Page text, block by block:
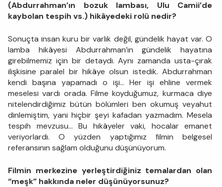
(Abdurrahman’ın bozuk lambası, Ulu Camii’de
kaybolan tespih vs.) hikâyedeki rolü nedir?
Sonuçta insan kuru bir varlık değil, gündelik hayat var. O
lamba hikâyesi Abdurrahman’ın gündelik hayatına
girebilmemiz için bir detaydı. Aynı zamanda usta-çırak
ilişkisine paralel bir hikâye olsun istedik. Abdurrahman
kendi başına yapamadı o işi… Her işi ehline vermek
meselesi vardı orada. Filme koyduğumuz, kurmaca diye
nitelendirdiğimiz bütün bölümleri ben okumuş veyahut
dinlemiştim, yani hiçbir şeyi kafadan yazmadım. Mesela
tespih mevzusu… Bu hikâyeler vaki, hocalar emanet
veriyorlardı. O yüzden yaptığımız filmin belgesel
referansının sağlam olduğunu düşünüyorum.
Filmin merkezine yerleştirdiğiniz temalardan olan
“meşk” hakkında neler düşünüyorsunuz?